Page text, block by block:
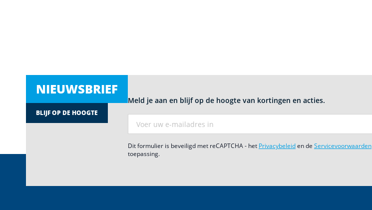
NIEUWSBRIEF
BLIJF OP DE HOOGTE
Meld je aan en blijf op de hoogte van kortingen en acties.
Dit formulier is beveiligd met reCAPTCHA - het Privacybeleiden de Servicevoorwaarden
toepassing.